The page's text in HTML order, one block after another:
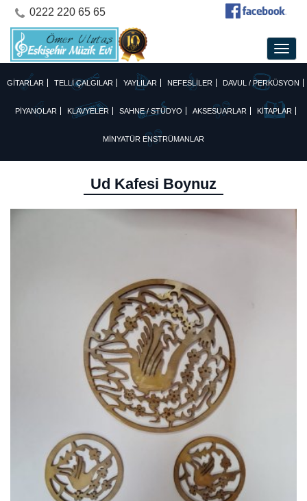
0222 220 65 65
GİTARLAR TELLİ ÇALGILAR YAYLILAR NEFESLİLER DAVUL / PERKÜSYON
PİYANOLAR KLAVYELER SAHNE / STÜDYO AKSESUARLAR KİTAPLAR
MİNYATÜR ENSTRÜMANLAR
Ud Kafesi Boynuz